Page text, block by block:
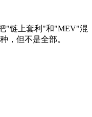
"链上套利"和"MEV"混
，但不是全部。